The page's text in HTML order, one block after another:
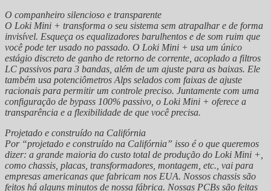
O companheiro silencioso e transparente
O Loki Mini + transforma o seu sistema sem atrapalhar e de forma
invisível. Esqueça os equalizadores barulhentos e de som ruim que
você pode ter usado no passado. O Loki Mini + usa um único
estágio discreto de ganho de retorno de corrente, acoplado a filtros
LC passivos para 3 bandas, além de um ajuste para as baixas. Ele
também usa potenciômetros Alps selados com faixas de ajuste
racionais para permitir um controle preciso. Juntamente com uma
configuração de bypass 100% passivo, o Loki Mini + oferece a
transparência e a flexibilidade de que você precisa.
Projetado e construído na Califórnia
Por “projetado e construído na Califórnia” isso é o que queremos
dizer: a grande maioria do custo total de produção do Loki Mini +,
como chassis, placas, transformadores, montagem, etc., vai para
empresas americanas que fabricam nos EUA. Nossos chassis são
feitos há alguns minutos de nossa fábrica. Nossas PCBs são feitas